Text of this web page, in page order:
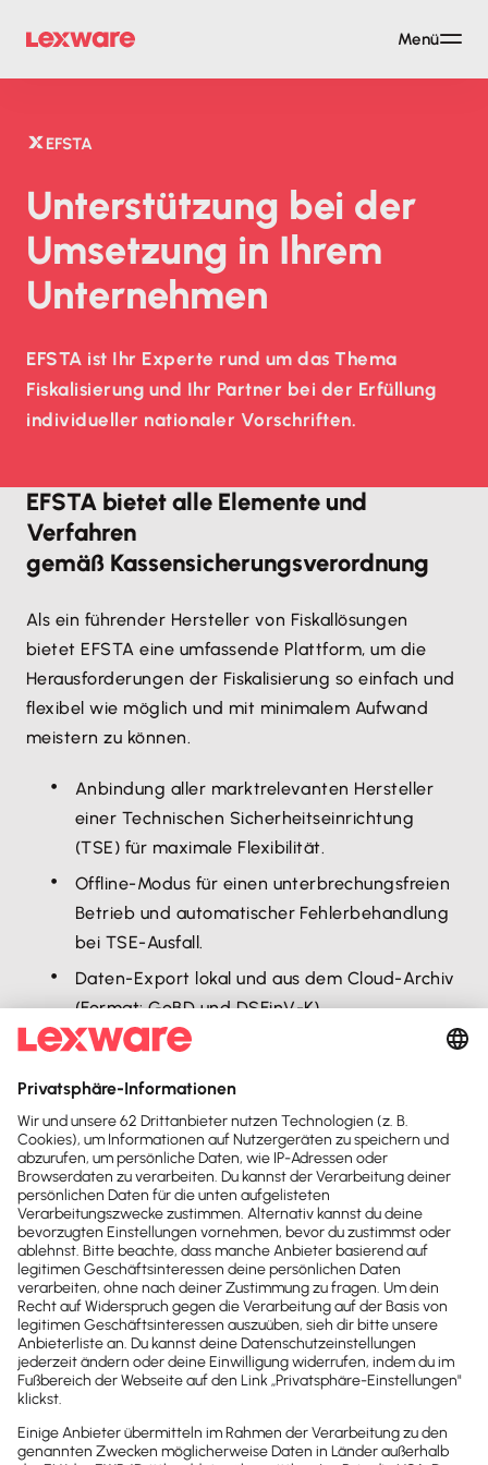
EFSTA
Unterstützung bei der
Umsetzung in Ihrem
Unternehmen
EFSTA ist Ihr Experte rund um das Thema
Fiskalisierung und Ihr Partner bei der Erfüllung
individueller nationaler Vorschriften.
EFSTA bietet alle Elemente und
Verfahren
gemäß Kassensicherungsverordnung
Als ein führender Hersteller von Fiskallösungen
bietet EFSTA eine umfassende Plattform, um die
Herausforderungen der Fiskalisierung so einfach und
flexibel wie möglich und mit minimalem Aufwand
meistern zu können.
Anbindung aller marktrelevanten Hersteller
einer Technischen Sicherheitseinrichtung
(TSE) für maximale Flexibilität.
Offline-Modus für einen unterbrechungsfreien
Betrieb und automatischer Fehlerbehandlung
bei TSE-Ausfall.
Daten-Export lokal und aus dem Cloud-Archiv
(Format: GoBD und DSFinV-K).
Stets gesetzeskonform durch regelmäßige
Globales Monitoring inklusive
Eskalationsmanagement für den vollen
Überblick.
Inventarisierung inklusive Meldeverfahren
(sobald ein elektronisches Meldesystem
verfügbar ist).
Transaktionale und revisionssichere Cloud-
Archivierung.
Ende-Zu-Ende-Verschlüsselung damit nur Sie
auf Ihre Daten Zugriff haben.
Menü